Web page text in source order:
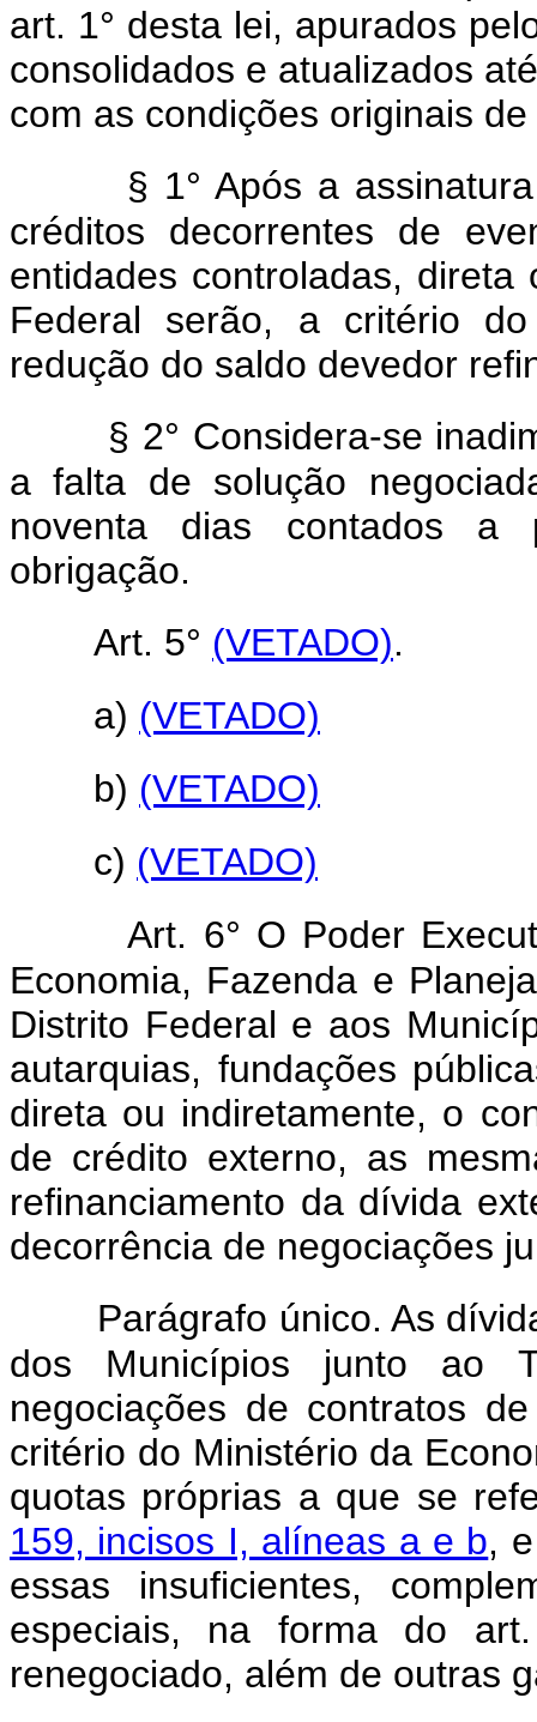
art. 1° desta lei, apurados
consolidados e atualizados
com as condições originais
§ 1° Após a
créditos decorrentes de
entidades controladas,
Federal serão, a critério
redução do saldo devedor
§ 2° Considera-se
a falta de solução
noventa dias contados a
obrigação.
Art. 5° (VETADO).
a) (VETADO)
b) (VETADO)
c) (VETADO)
Art. 6° O Poder
Economia, Fazenda e
Distrito Federal e aos
autarquias, fundações
direta ou indiretamente, o
de crédito externo, as
refinanciamento da dívida
decorrência de negociações
Parágrafo único. As
dos Municípios junto ao
negociações de contratos
critério do Ministério da
quotas próprias a que se
159, incisos I, alíneas a e b,
essas insuficientes,
especiais, na forma do
renegociado, além de outras